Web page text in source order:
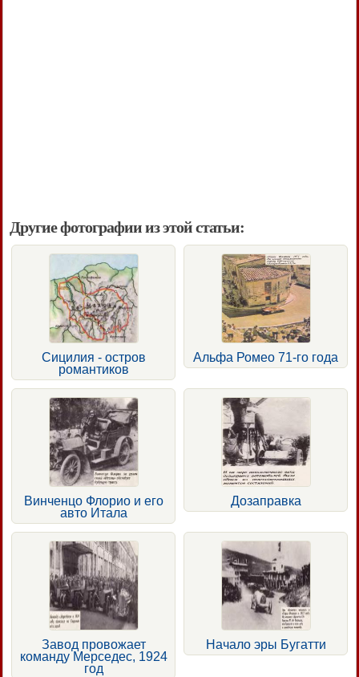
Другие фотографии из этой статьи:
Сицилия - остров
романтиков
Альфа Ромео 71-го года
Винченцо Флорио и его
авто Итала
Дозаправка
Завод провожает
команду Мерседес, 1924
год
Начало эры Бугатти